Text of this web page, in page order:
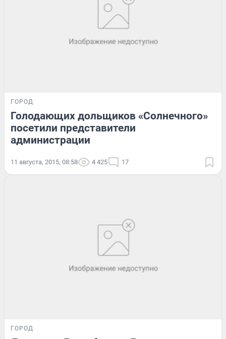
ГОРОД
Голодающих дольщиков «Солнечного»
посетили представители
администрации
11 августа, 2015, 08:58 4 425 17
ГОРОД